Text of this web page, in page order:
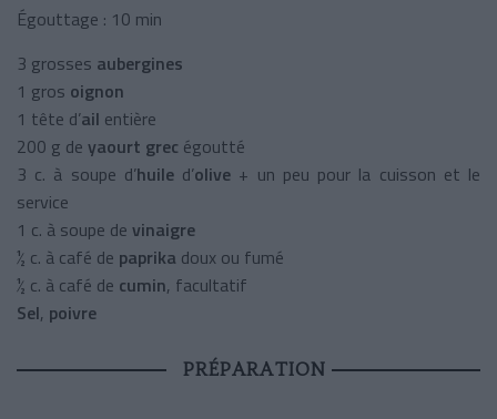
Égouttage : 10 min
3 grosses aubergines
1 gros oignon
1 tête d’ail entière
200 g de yaourt grec égoutté
3 c. à soupe d’huiled’olive + un peu pour la cuisson et le
service
1 c. à soupe de vinaigre
½ c. à café de paprika doux ou fumé
½ c. à café de cumin, facultatif
Sel, poivre
PRÉPARATION